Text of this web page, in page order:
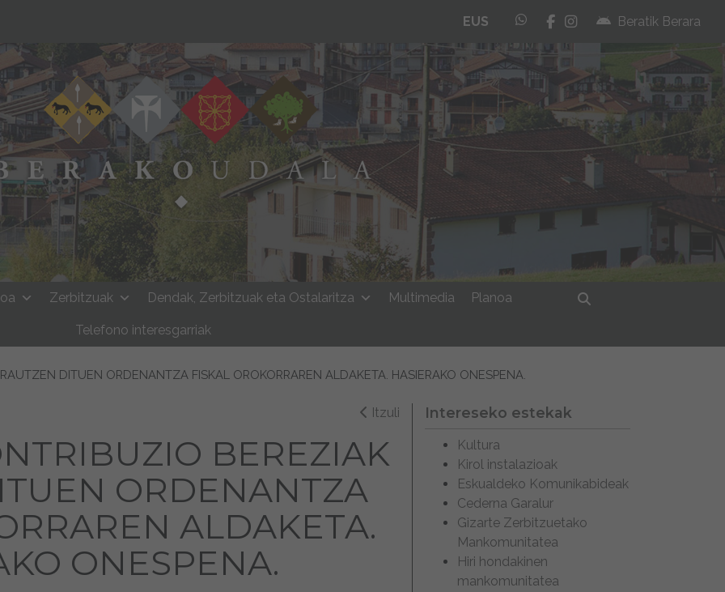
EUS whatsapp
facebook
instagram
Beratik Berara
Zerbitzuak Dendak, Zerbitzuak eta Ostalaritza Multimedia Planoa
Telefono interesgarriak
DITUEN ORDENANTZA FISKAL OROKORRAREN ALDAKETA. HASIERAKO ONESPENA.
Itzuli
BEREZIAK
ORDENANTZA
ALDAKETA.
ONESPENA.
Intereseko estekak
Kultura
Kirol instalazioak
Eskualdeko Komunikabideak
Cederna Garalur
Gizarte Zerbitzuetako
Mankomunitatea
Hiri hondakinen
mankomunitatea